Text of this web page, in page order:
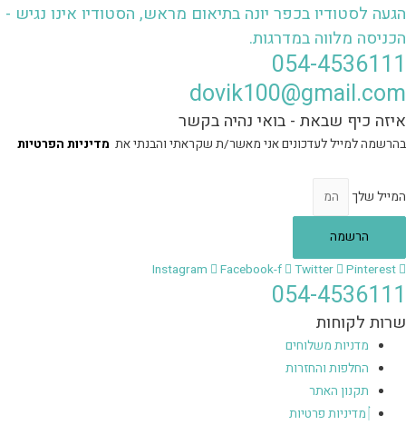
הגעה לסטודיו בכפר יונה בתיאום מראש, הסטודיו אינו נגיש -
הכניסה מלווה במדרגות.
054-4536111
dovik100@gmail.com
איזה כיף שבאת - בואי נהיה בקשר
בהרשמה למייל לעדכונים אני מאשר/ת שקראתי והבנתי את מדיניות הפרטיות
המייל שלך
הרשמה
Instagram
Facebook-f Twitter Pinterest
054-4536111
שרות לקוחות
מדניות משלוחים
החלפות והחזרות
תקנון האתר
מדיניות פרטיות